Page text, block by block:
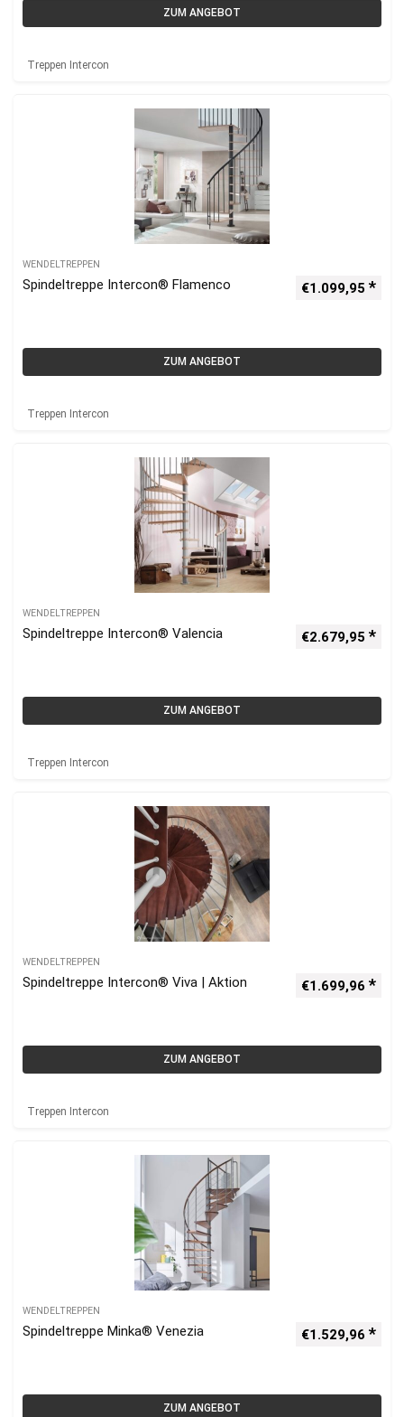
ZUM ANGEBOT
Treppen Intercon
WENDELTREPPEN
Spindeltreppe Intercon® Flamenco €1.099,95
ZUM ANGEBOT
Treppen Intercon
WENDELTREPPEN
Spindeltreppe Intercon® Valencia €2.679,95
ZUM ANGEBOT
Treppen Intercon
WENDELTREPPEN
Spindeltreppe Intercon® Viva | Aktion €1.699,96
ZUM ANGEBOT
Treppen Intercon
WENDELTREPPEN
Spindeltreppe Minka® Venezia €1.529,96
ZUM ANGEBOT